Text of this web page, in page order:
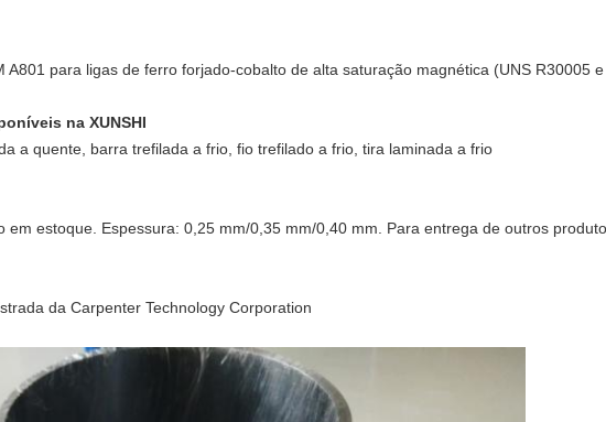
A801 ​​para ligas de ferro forjado-cobalto de alta saturação magnética (UNS R30005
na XUNSHI
a quente, barra trefilada a frio, fio trefilado a frio, tira laminada a frio
em estoque. Espessura: 0,25 mm/0,35 mm/0,40 mm. Para entrega de outros
da Carpenter Technology Corporation